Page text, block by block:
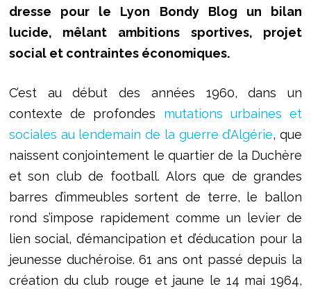
dresse pour le Lyon Bondy Blog un bilan
lucide, mêlant ambitions sportives, projet
social et contraintes économiques.
C’est au début des années 1960, dans un
contexte de profondes mutations urbaines et
sociales au lendemain de la guerre d’Algérie, que
naissent conjointement le quartier de la Duchère
et son club de football. Alors que de grandes
barres d’immeubles sortent de terre, le ballon
rond s’impose rapidement comme un levier de
lien social, d’émancipation et d’éducation pour la
jeunesse duchéroise. 61 ans ont passé depuis la
création du club rouge et jaune le 14 mai 1964,